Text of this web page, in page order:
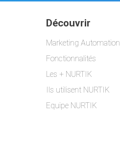
Découvrir
Marketing Automation
Fonctionnalités
Les + NURTIK
Ils utilisent NURTIK
Equipe NURTIK